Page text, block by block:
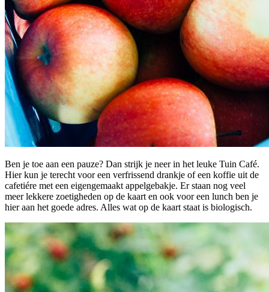
Ben je toe aan een pauze? Dan strijk je neer in het leuke Tuin Café.
Hier kun je terecht voor een verfrissend drankje of een koffie uit de
cafetiére met een eigengemaakt appelgebakje. Er staan nog veel
meer lekkere zoetigheden op de kaart en ook voor een lunch ben je
hier aan het goede adres. Alles wat op de kaart staat is biologisch.